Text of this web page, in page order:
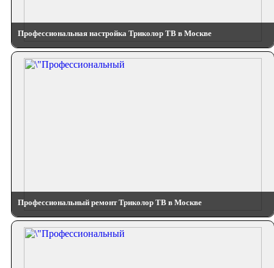
Профессиональная настройка Триколор ТВ в Москве
Профессиональный ремонт Триколор ТВ в Москве